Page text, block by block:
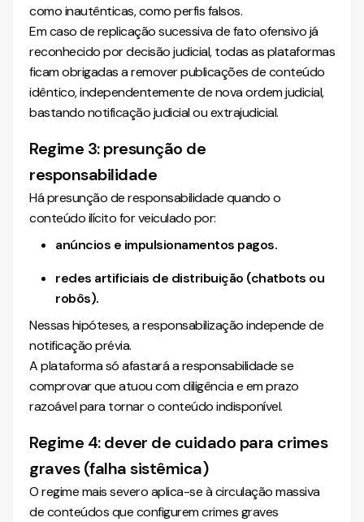
como inautênticas, como perfis falsos.
Em caso de replicação sucessiva de fato ofensivo já
reconhecido por decisão judicial, todas as plataformas
ficam obrigadas a remover publicações de conteúdo
idêntico, independentemente de nova ordem judicial,
bastando notificação judicial ou extrajudicial.
Regime 3: presunção de
responsabilidade
Há presunção de responsabilidade quando o
conteúdo ilícito for veiculado por:
anúncios e impulsionamentos pagos.
redes artificiais de distribuição (chatbots ou
robôs).
Nessas hipóteses, a responsabilização independe de
notificação prévia.
A plataforma só afastará a responsabilidade se
comprovar que atuou com diligência e em prazo
razoável para tornar o conteúdo indisponível.
Regime 4: dever de cuidado para crimes
graves (falha sistêmica)
O regime mais severo aplica-se à circulação massiva
de conteúdos que configurem crimes graves